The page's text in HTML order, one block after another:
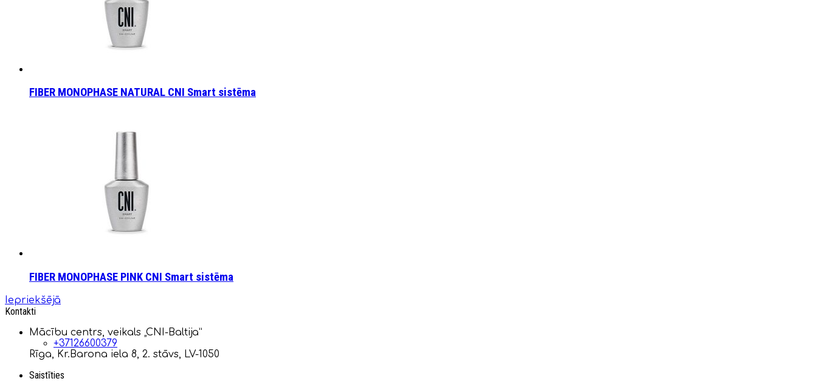
FIBER MONOPHASE NATURAL CNI Smart sistēma
FIBER MONOPHASE PINK CNI Smart sistēma
Iepriekšējā
Kontakti
Mācību centrs, veikals „CNI-Baltija”
+37126600379
Rīga, Kr.Barona iela 8, 2. stāvs, LV-1050
Saistīties